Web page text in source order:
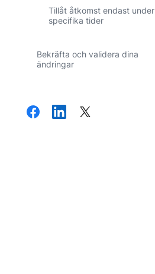
Tillåt åtkomst endast under
specifika tider
Bekräfta och validera dina
ändringar